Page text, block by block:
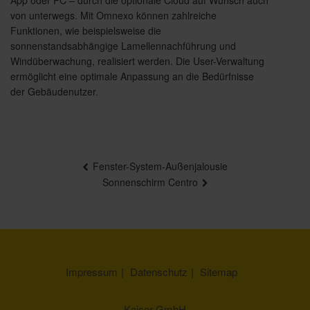
von unterwegs. Mit Omnexo können zahlreiche
Funktionen, wie beispielsweise die
sonnenstandsabhängige Lamellennachführung und
Windüberwachung, realisiert werden. Die User-Verwaltung
ermöglicht eine optimale Anpassung an die Bedürfnisse
der Gebäudenutzer.
Fenster-System-Außenjalousie
Sonnenschirm Centro
Impressum Datenschutz Sitemap